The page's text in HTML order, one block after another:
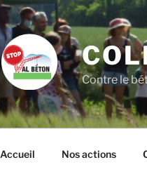
Contre le
Accueil Nos actions